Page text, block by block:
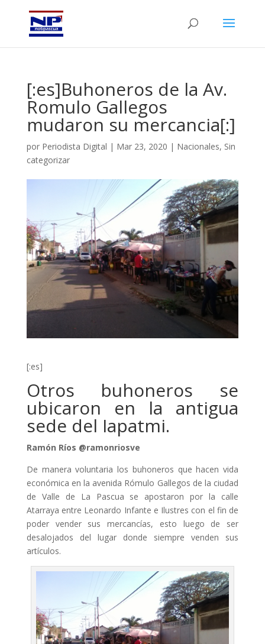
[:es]Buhoneros de la Av.
Romulo Gallegos
mudaron su mercancia[:]
por Periodista Digital | Mar 23, 2020 | Nacionales, Sin
categorizar
[:es]
Otros buhoneros se
ubicaron en la antigua
sede del Iapatmi.
Ramón Ríos @ramonriosve
De manera voluntaria los buhoneros que hacen vida
económica en la avenida Rómulo Gallegos de la ciudad
de Valle de La Pascua se apostaron por la calle
Atarraya entre Leonardo Infante e Ilustres con el fin de
poder vender sus mercancías, esto luego de ser
desalojados del lugar donde siempre venden sus
artículos.